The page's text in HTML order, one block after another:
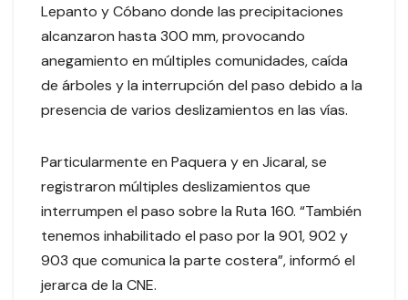
Lepanto y Cóbano donde las precipitaciones
alcanzaron hasta 300 mm, provocando
anegamiento en múltiples comunidades, caída
de árboles y la interrupción del paso debido a la
presencia de varios deslizamientos en las vías.
Particularmente en Paquera y en Jicaral, se
registraron múltiples deslizamientos que
interrumpen el paso sobre la Ruta 160. “También
tenemos inhabilitado el paso por la 901, 902 y
903 que comunica la parte costera”, informó el
jerarca de la CNE.